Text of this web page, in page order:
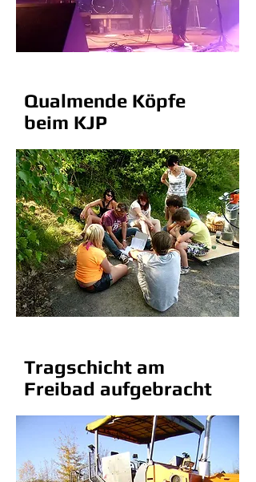
Qualmende Köpfe
beim KJP
Tragschicht am
Freibad aufgebracht